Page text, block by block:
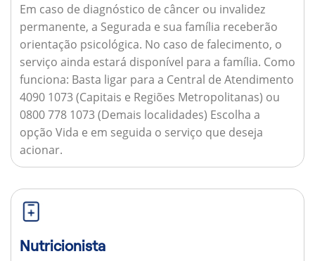
Em caso de diagnóstico de câncer ou invalidez
permanente, a Segurada e sua família receberão
orientação psicológica. No caso de falecimento, o
serviço ainda estará disponível para a família. Como
funciona: Basta ligar para a Central de Atendimento
4090 1073 (Capitais e Regiões Metropolitanas) ou
0800 778 1073 (Demais localidades) Escolha a
opção Vida e em seguida o serviço que deseja
acionar.
Nutricionista